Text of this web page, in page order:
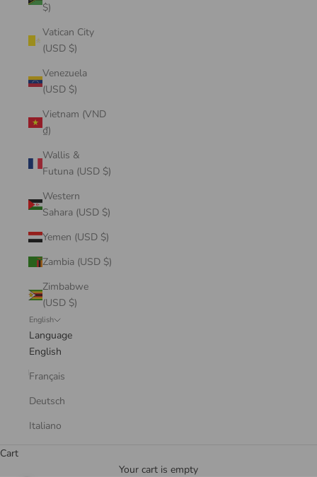
$)
Vatican City
(USD $)
Venezuela
(USD $)
Vietnam (VND
₫)
Wallis &
Futuna (USD $)
Western
Sahara (USD $)
Yemen (USD $)
Zambia (USD $)
Zimbabwe
(USD $)
English
Language
English
Français
Deutsch
Italiano
Cart
Your cart is empty